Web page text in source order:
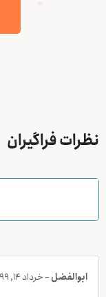
نظرات فراگیران
ابوالفضل–خرداد 14, 1399